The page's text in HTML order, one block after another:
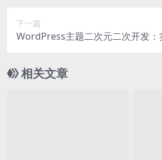
下一篇
WordPress主题二次元二次开发：
相关文章